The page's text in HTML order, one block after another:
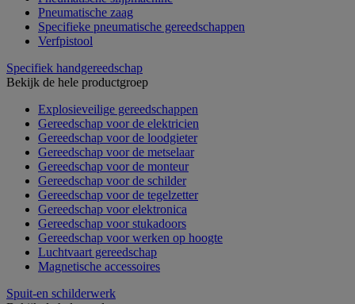
Pneumatische zaag
Specifieke pneumatische gereedschappen
Verfpistool
Specifiek handgereedschap
Bekijk de hele productgroep
Explosieveilige gereedschappen
Gereedschap voor de elektricien
Gereedschap voor de loodgieter
Gereedschap voor de metselaar
Gereedschap voor de monteur
Gereedschap voor de schilder
Gereedschap voor de tegelzetter
Gereedschap voor elektronica
Gereedschap voor stukadoors
Gereedschap voor werken op hoogte
Luchtvaart gereedschap
Magnetische accessoires
Spuit-en schilderwerk